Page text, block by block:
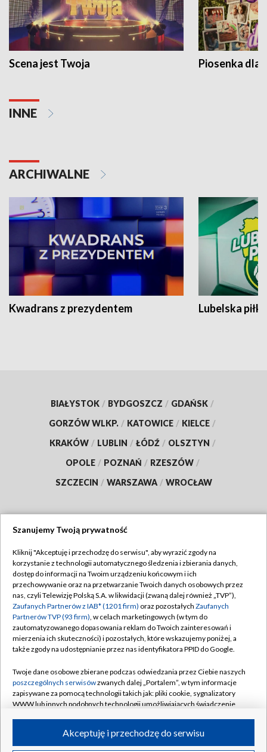
Scena jest Twoja Piosenka dla
INNE
ARCHIWALNE
Kwadrans z prezydentem Lubelska piłka
BIAŁYSTOK / BYDGOSZCZ / GDAŃSK /
GORZÓW WLKP. / KATOWICE / KIELCE /
KRAKÓW / LUBLIN / ŁÓDŹ / OLSZTYN /
OPOLE / POZNAŃ / RZESZÓW /
SZCZECIN / WARSZAWA / WROCŁAW
TVP
Abonament TVP
Emisja w TVP
Centrum informacji TVP
Naziemna Telewizja Cyfrowa
Rada Programowa
System NOS
Informacje o nadawcy
Program dla prasy
Regulamin TVP
Polityka prywatności
Moje zgody
Pomoc
Kontakt
Kanały
Szanujemy Twoją prywatność
Kliknij "Akceptuję i przechodzę do serwisu", aby wyrazić zgody na
korzystanie z technologii automatycznego śledzenia i zbierania danych,
dostęp do informacji na Twoim urządzeniu końcowym i ich
przechowywanie oraz na przetwarzanie Twoich danych osobowych przez
nas, czyli Telewizję Polską S.A. w likwidacji (zwaną dalej również „TVP”),
Zaufanych Partnerów z IAB* (1201 firm) oraz pozostałych Zaufanych
Partnerów TVP (93 firm), w celach marketingowych (w tym do
zautomatyzowanego dopasowania reklam do Twoich zainteresowań i
mierzenia ich skuteczności) i pozostałych, które wskazujemy poniżej, a
także zgody na udostępnianie przez nas identyfikatora PPID do Google.
Twoje dane osobowe zbierane podczas odwiedzania przez Ciebie naszych
poszczególnych serwisówzwanych dalej „Portalem”, w tym informacje
zapisywane za pomocą technologii takich jak: pliki cookie, sygnalizatory
WWW lub innych podobnych technologii umożliwiających świadczenie
ruchu w Internecie.Akceptuję i przechodzę do serwisu